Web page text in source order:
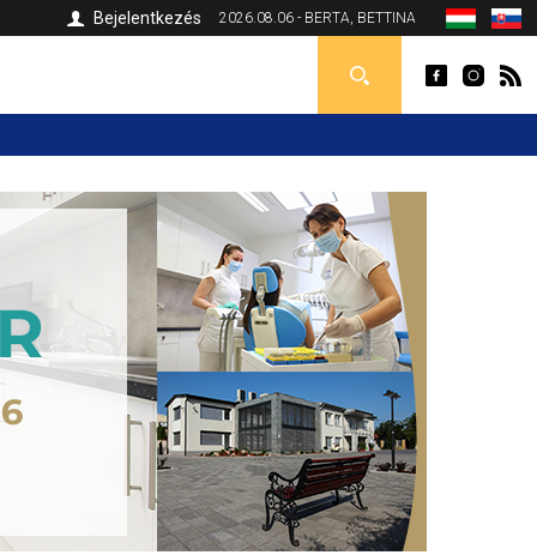
2026.08.06 - BERTA, BETTINA
Bejelentkezés